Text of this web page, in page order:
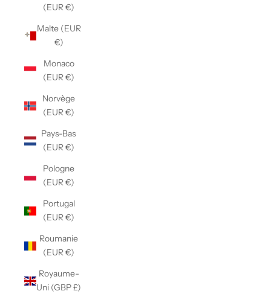
(EUR €)
Malte (EUR
€)
Monaco
(EUR €)
Norvège
(EUR €)
Pays-Bas
(EUR €)
Pologne
(EUR €)
Portugal
(EUR €)
Roumanie
(EUR €)
Royaume-
Uni (GBP £)